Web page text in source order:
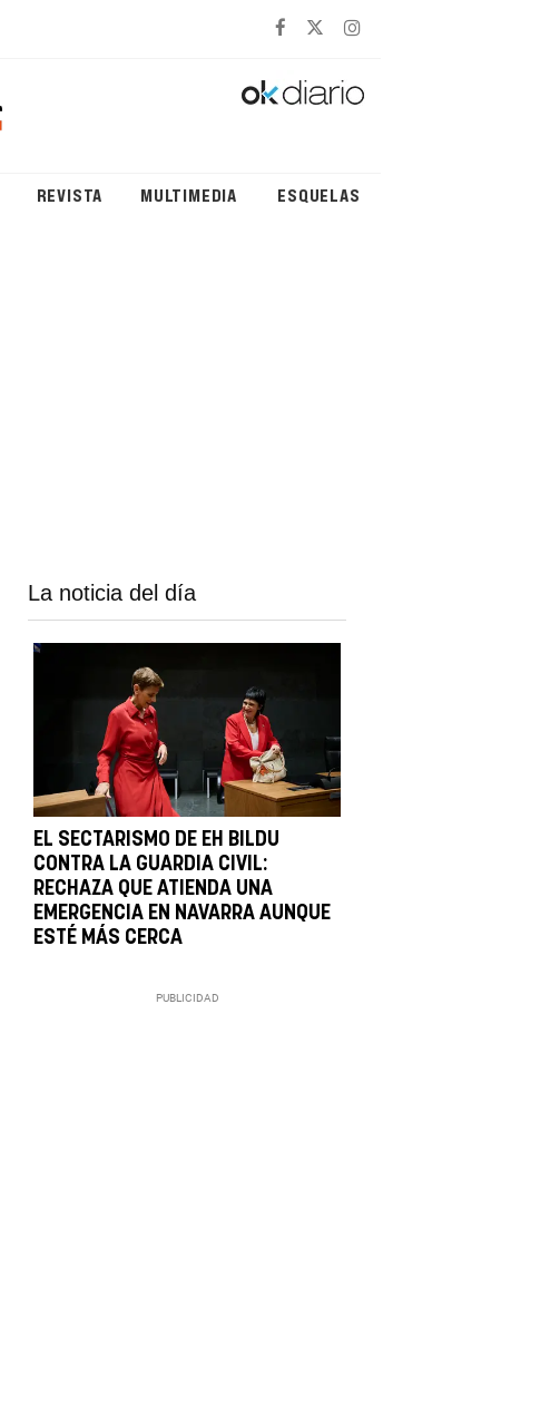
REVISTA MULTIMEDIA ESQUELAS
La noticia del día
EL SECTARISMO DE EH BILDU
CONTRA LA GUARDIA CIVIL:
RECHAZA QUE ATIENDA UNA
EMERGENCIA EN NAVARRA AUNQUE
ESTÉ MÁS CERCA